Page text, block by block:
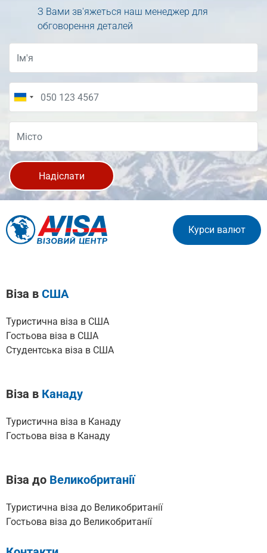
З Вами зв'яжеться наш менеджер для
обговорення деталей
Надіслати
Курси валют
Віза в США
Туристична віза в США
Гостьова віза в США
Cтудентська віза в США
Віза в Канаду
Туристична віза в Канаду
Гостьова віза в Канаду
Віза до Великобританії
Туристична віза до Великобританії
Гостьова віза до Великобританії